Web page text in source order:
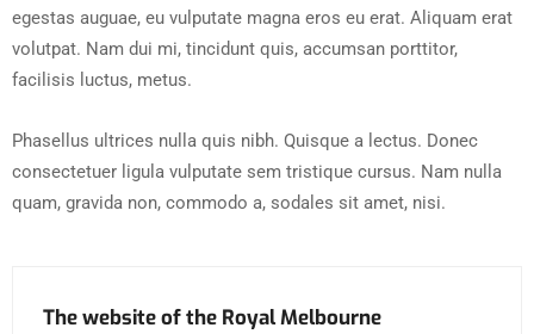
egestas auguae, eu vulputate magna eros eu erat. Aliquam erat
volutpat. Nam dui mi, tincidunt quis, accumsan porttitor,
facilisis luctus, metus.
Phasellus ultrices nulla quis nibh. Quisque a lectus. Donec
consectetuer ligula vulputate sem tristique cursus. Nam nulla
quam, gravida non, commodo a, sodales sit amet, nisi.
The website of the Royal Melbourne